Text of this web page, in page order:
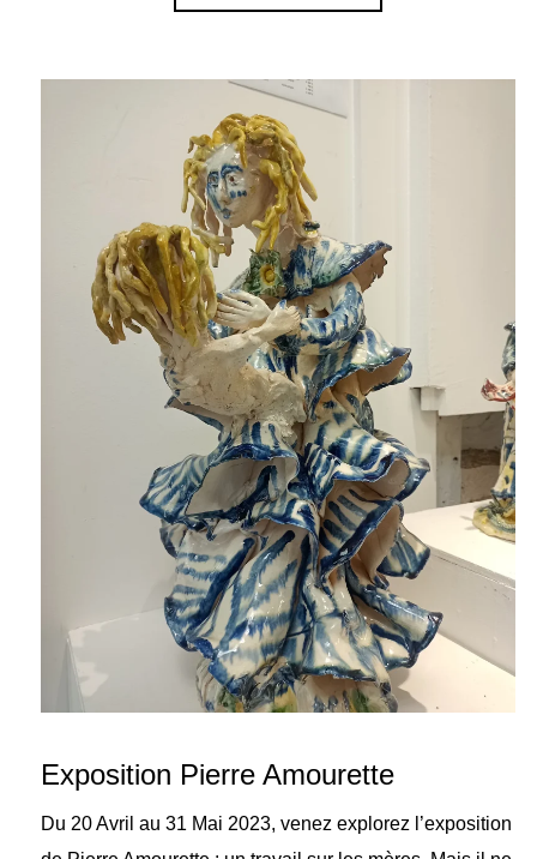
Exposition Pierre Amourette
Du 20 Avril au 31 Mai 2023, venez explorez l’exposition